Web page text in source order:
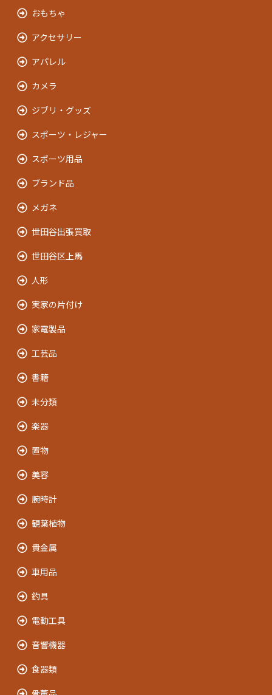
おもちゃ
アクセサリー
アパレル
カメラ
ジブリ・グッズ
スポーツ・レジャー
スポーツ用品
ブランド品
メガネ
世田谷出張買取
世田谷区上馬
人形
実家の片付け
家電製品
工芸品
書籍
未分類
楽器
置物
美容
腕時計
観葉植物
貴金属
車用品
釣具
電動工具
音響機器
食器類